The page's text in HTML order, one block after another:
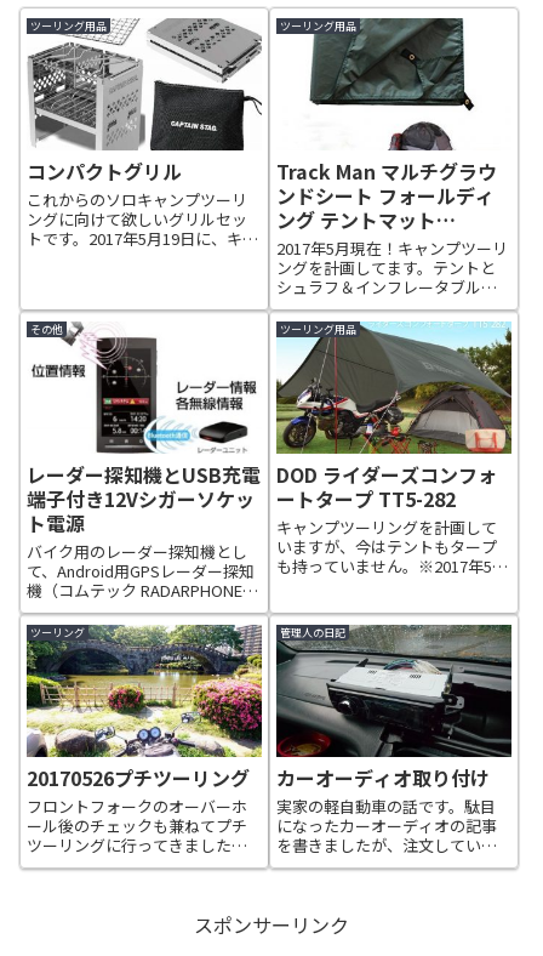
ツーリング用品
コンパクトグリル
これからのソロキャンプツーリ
ングに向けて欲しいグリルセッ
トです。2017年5月19日に、キャ
ートグリル B6型 UG-34■材
質： 本体・炭受け：...
ツーリング用品
Track Man マルチグラウ
ンドシート フォールディ
ング テントマット
TM6301
2017年5月現在！キャンプツーリ
ングを計画してます。テントと
シュラフ＆インフレータブルマ
ットも購入しましたので、テン
トの下に敷くブルーシートをど
うしようかAmazonで見てたら良
さげなマルチグラウンドシート
を見つけたので、購入してみま
した。
その他
レーダー探知機とUSB充電
端子付き12Vシガーソケッ
ト電源
バイク用のレーダー探知機とし
て、Android用GPSレーダー探知
機（コムテック RADARPHONE
A01）を購入しました。この
Android専用GPSレーダー探知機
は、レーダーフォンの無料アプ
リをダウンロードし、スマホと
Bluetoo...
ツーリング用品
DOD ライダーズコンフォ
ートタープ TT5-282
キャンプツーリングを計画して
いますが、今はテントもタープ
も持っていません。※2017年5月
径100mmという
DOPPELGANGER OUTDOOR（ド
ッペルギャンガーアウトド...
ツーリング
20170526プチツーリング
フロントフォークのオーバーホ
ール後のチェックも兼ねてプチ
ツーリングに行ってきました。
ルートとしては、近所の山道を
て、作業と紛失した部品を注文
してきました。お願いした作業
管理人の日記
カーオーディオ取り付け
実家の軽自動車の話です。駄目
になったカーオーディオの記事
を書きましたが、注文していた
カーオーディオが届いたので、
スとメスのギボシ取り付け作業
です。今まで取り付けていたケ
スポンサーリンク